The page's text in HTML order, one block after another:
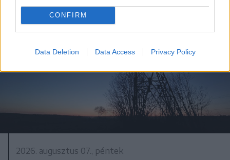
CONFIRM
Data Deletion Data Access Privacy Policy
2026. augusztus 07., péntek